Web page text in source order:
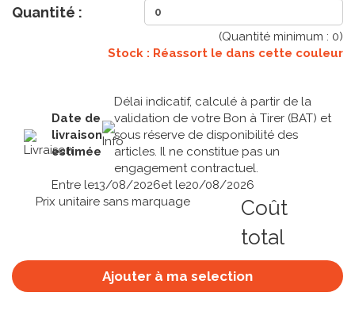
Quantité :
(Quantité minimum : 0)
Stock : Réassort le dans cette couleur
Date de
livraison
estimée
Délai indicatif, calculé à partir de la
validation de votre Bon à Tirer (BAT) et
sous réserve de disponibilité des
articles. Il ne constitue pas un
engagement contractuel.
Entre le13/08/2026et le20/08/2026
Prix unitaire sans marquage
Coût
total
Ajouter à ma selection